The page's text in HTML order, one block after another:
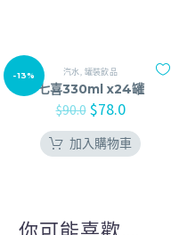
-13% 汽水 罐裝飲品
七喜330ml x24罐
$90.0 $78.0
加入購物車